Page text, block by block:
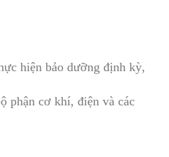
hiện bảo dưỡng định kỳ,
phận cơ khí, điện và các